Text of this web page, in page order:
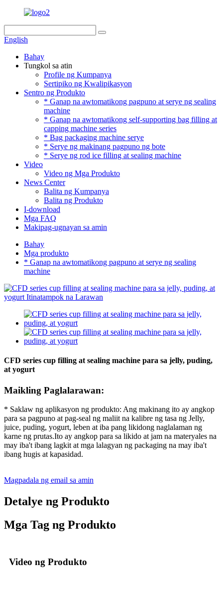
English
Bahay
Tungkol sa atin
Profile ng Kumpanya
Sertipiko ng Kwalipikasyon
Sentro ng Produkto
* Ganap na awtomatikong pagpuno at serye ng sealing
machine
* Ganap na awtomatikong self-supporting bag filling at
capping machine series
* Bag packaging machine serye
* Serye ng makinang pagpuno ng bote
* Serye ng rod ice filling at sealing machine
Video
Video ng Mga Produkto
News Center
Balita ng Kumpanya
Balita ng Produkto
I-download
Mga FAQ
Makipag-ugnayan sa amin
Bahay
Mga produkto
* Ganap na awtomatikong pagpuno at serye ng sealing
machine
CFD series cup filling at sealing machine para sa jelly, puding,
at yogurt
Maikling Paglalarawan:
* Saklaw ng aplikasyon ng produkto: Ang makinang ito ay angkop
para sa pagpuno at pag-seal ng maliit na kalibre ng tasa ng Jelly,
juice, puding, yogurt, leben at iba pang likidong naglalaman ng
karne ng prutas.Ito ay angkop para sa likido at jam na materyales na
may iba't ibang lagkit at mga lalagyan ng packaging na may iba't
ibang hugis at kapasidad.
Magpadala ng email sa amin
Detalye ng Produkto
Mga Tag ng Produkto
Video ng Produkto